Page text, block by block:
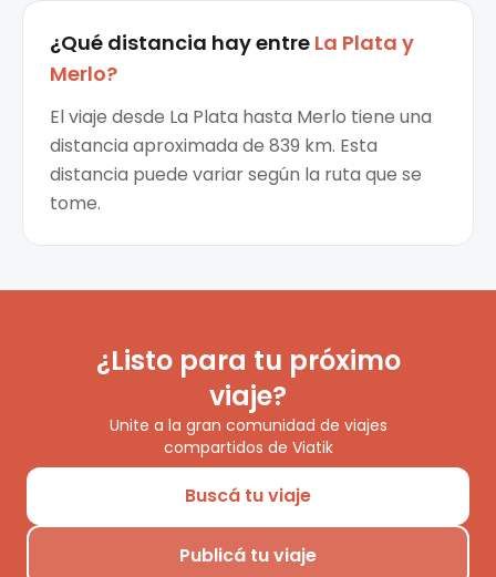
¿Qué distancia hay entre La Plata y
Merlo?
El viaje desde La Plata hasta Merlo tiene una
distancia aproximada de 839 km. Esta
distancia puede variar según la ruta que se
tome.
¿Listo para tu próximo
viaje?
Unite a la gran comunidad de viajes
compartidos de Viatik
Buscá tu viaje
Publicá tu viaje